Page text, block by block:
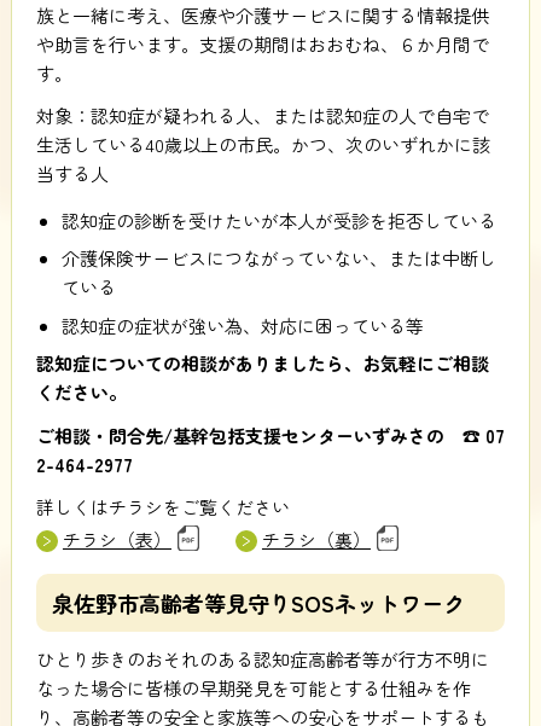
族と一緒に考え、医療や介護サービスに関する情報提供
や助言を行います。支援の期間はおおむね、６か月間で
す。
対象：認知症が疑われる人、または認知症の人で自宅で
生活している40歳以上の市民。かつ、次のいずれかに該
当する人
認知症の診断を受けたいが本人が受診を拒否している
介護保険サービスにつながっていない、または中断し
ている
認知症の症状が強い為、対応に困っている等
認知症についての相談がありましたら、お気軽にご相談
ください。
ご相談・問合先/基幹包括支援センターいずみさの ☎ 07
2-464-2977
詳しくはチラシをご覧ください
チラシ（表）
チラシ（裏）
泉佐野市高齢者等見守りSOSネットワーク
ひとり歩きのおそれのある認知症高齢者等が行方不明に
なった場合に皆様の早期発見を可能とする仕組みを作
り、高齢者等の安全と家族等への安心をサポートするも